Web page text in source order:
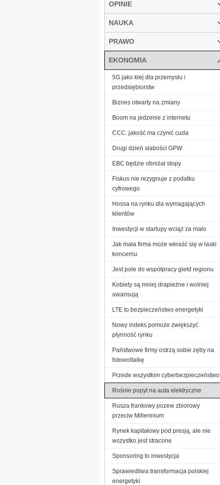
OPINIE
NAUKA
PRAWO
EKONOMIA
5G jako klej dla przemysłu i
przedsiębiorstw
Biznes otwarty na zmiany
Boom na jedzenie z internetu
CCC: jakość ma czynić cuda
Drugi dzień słabości GPW
EBC będzie obniżał stopy
Fiskus nie rezygnuje z podatku
cyfrowego
Hossa na rynku dla wymagających
klientów
Inwestycji w startupy wciąż za mało
Jak mała firma może wkraść się w łaski
koncernu
Jest pole do współpracy giełd regionu
Kobiety są mniej drapieżne i wolniej
awansują
LTE to bezpieczeństwo energetyki
Nowy indeks pomoże zwiększyć
płynność rynku
Państwowe firmy ostrzą sobie zęby na
fotowoltaikę
Przede wszystkim cyberbezpieczeństwo
Rośnie popyt na auta elektryczne
Rusza frankowy pozew zbiorowy
przeciw Millennium
Rynek kapitałowy pod presją, ale nie
wszystko jest stracone
Sponsoring to inwestycja
Sprawiedliwa transformacja polskiej
energetyki